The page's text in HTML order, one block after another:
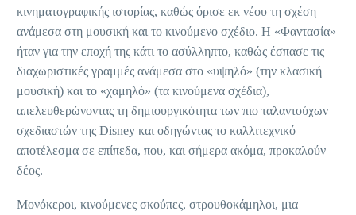
κινηματογραφικής ιστορίας, καθώς όρισε εκ νέου τη σχέση
ανάμεσα στη μουσική και το κινούμενο σχέδιο. Η «Φαντασία»
ήταν για την εποχή της κάτι το ασύλληπτο, καθώς έσπασε τις
διαχωριστικές γραμμές ανάμεσα στο «υψηλό» (την κλασική
μουσική) και το «χαμηλό» (τα κινούμενα σχέδια),
απελευθερώνοντας τη δημιουργικότητα των πιο ταλαντούχων
σχεδιαστών της Disney και οδηγώντας το καλλιτεχνικό
αποτέλεσμα σε επίπεδα, που, και σήμερα ακόμα, προκαλούν
δέος.
Μονόκεροι, κινούμενες σκούπες, στρουθοκάμηλοι, μια